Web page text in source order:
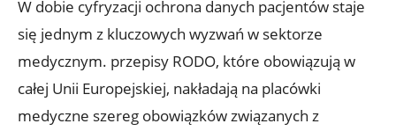
W dobie cyfryzacji ochrona danych pacjentów staje
się jednym z kluczowych wyzwań w sektorze
medycznym. przepisy RODO, które obowiązują w
całej Unii Europejskiej, nakładają na placówki
medyczne szereg obowiązków związanych z